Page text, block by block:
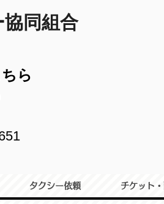
同組合
ら
タクシー依頼 チケット